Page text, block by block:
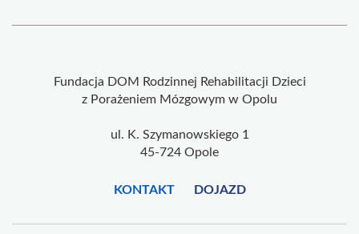
Fundacja DOM Rodzinnej Rehabilitacji Dzieci
z Porażeniem Mózgowym w Opolu
ul. K. Szymanowskiego 1
45-724 Opole
KONTAKT DOJAZD